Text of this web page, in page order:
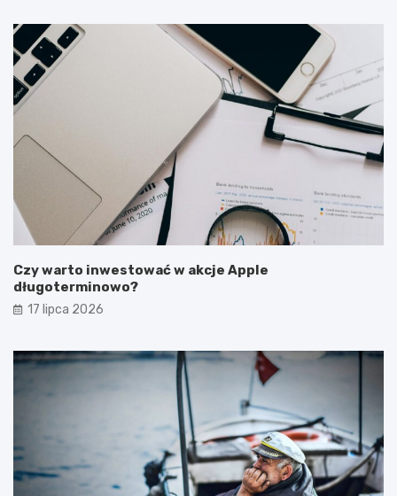
Czy warto inwestować w akcje Apple
długoterminowo?
17 lipca 2026